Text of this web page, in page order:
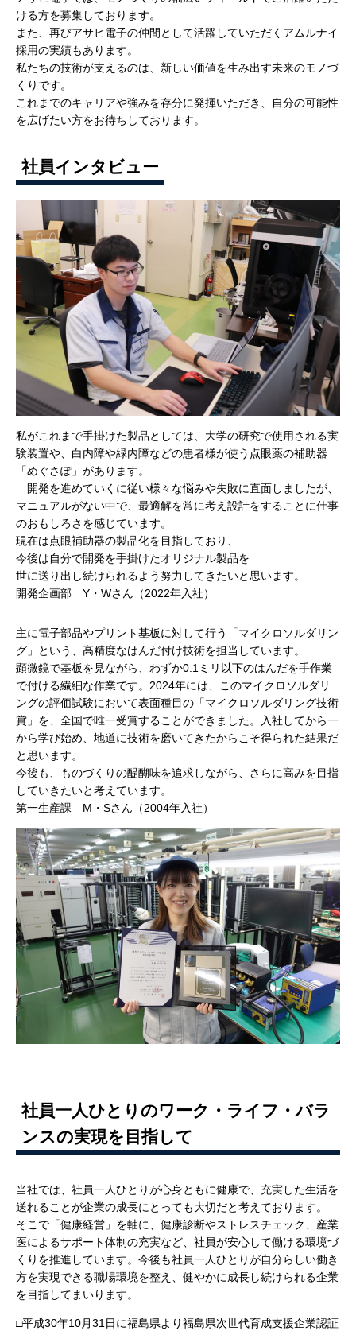
ける方を募集しております。
また、再びアサヒ電子の仲間として活躍していただくアムルナイ
採用の実績もあります。
私たちの技術が支えるのは、新しい価値を生み出す未来のモノづ
くりです。
これまでのキャリアや強みを存分に発揮いただき、自分の可能性
を広げたい方をお待ちしております。
社員インタビュー
私がこれまで手掛けた製品としては、大学の研究で使用される実
験装置や、白内障や緑内障などの患者様が使う点眼薬の補助器
「めぐさぽ」があります。
開発を進めていくに従い様々な悩みや失敗に直面しましたが、
マニュアルがない中で、最適解を常に考え設計をすることに仕事
のおもしろさを感じています。
現在は点眼補助器の製品化を目指しており、
今後は自分で開発を手掛けたオリジナル製品を
世に送り出し続けられるよう努力してきたいと思います。
開発企画部 Y・Wさん（2022年入社）
主に電子部品やプリント基板に対して行う「マイクロソルダリン
グ」という、高精度なはんだ付け技術を担当しています。
顕微鏡で基板を見ながら、わずか0.1ミリ以下のはんだを手作業
で付ける繊細な作業です。2024年には、このマイクロソルダリ
ングの評価試験において表面種目の「マイクロソルダリング技術
賞」を、全国で唯一受賞することができました。入社してから一
から学び始め、地道に技術を磨いてきたからこそ得られた結果だ
と思います。
今後も、ものづくりの醍醐味を追求しながら、さらに高みを目指
していきたいと考えています。
第一生産課 M・Sさん（2004年入社）
社員一人ひとりのワーク・ライフ・バラ
ンスの実現を目指して
当社では、社員一人ひとりが心身ともに健康で、充実した生活を
送れることが企業の成長にとっても大切だと考えております。
そこで「健康経営」を軸に、健康診断やストレスチェック、産業
医によるサポート体制の充実など、社員が安心して働ける環境づ
くりを推進しています。今後も社員一人ひとりが自分らしい働き
方を実現できる職場環境を整え、健やかに成長し続けられる企業
を目指してまいります。
□平成30年10月31日に福島県より福島県次世代育成支援企業認証